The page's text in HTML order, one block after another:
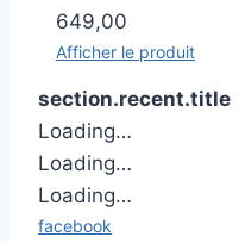
649,00
Afficher le produit
section.recent.title
Loading…
Loading…
Loading…
facebook